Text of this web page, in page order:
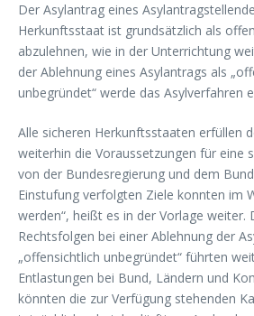
Der Asylantrag eines
Herkunftsstaat ist grundsätzlich als
abzulehnen, wie in der Unterrichtung
der Ablehnung eines Asylantrags als
unbegründet“ werde das Asylverfahren
Alle sicheren Herkunftsstaaten erfüllen
weiterhin die Voraussetzungen für eine
von der Bundesregierung und dem
Einstufung verfolgten Ziele konnten im
werden“, heißt es in der Vorlage weiter.
Rechtsfolgen bei einer Ablehnung der
„offensichtlich unbegründet“ führten
Entlastungen bei Bund, Ländern und
könnten die zur Verfügung stehenden